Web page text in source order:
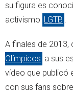
su figura es
activismo LGTB .
A finales de
Olímpicos a sus
vídeo que publicó
con sus fans